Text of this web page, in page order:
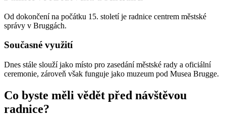
Od dokončení na počátku 15. století je radnice centrem městské
správy v Bruggách.
Současné využití
Dnes stále slouží jako místo pro zasedání městské rady a oficiální
ceremonie, zároveň však funguje jako muzeum pod Musea Brugge.
Co byste měli vědět před návštěvou
radnice?